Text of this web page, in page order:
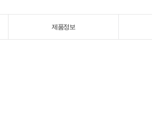
제품정보